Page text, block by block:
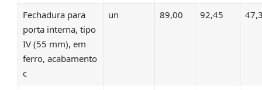
Fechadura para
porta interna, tipo
IV (55 mm), em
ferro, acabamento
c
un 89,00 92,45